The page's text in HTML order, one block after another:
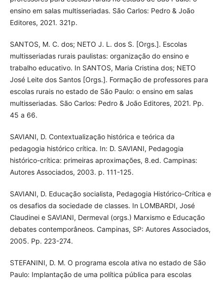
ensino em salas multisseriadas. São Carlos: Pedro & João
Editores, 2021. 321p.
SANTOS, M. C. dos; NETO J. L. dos S. [Orgs.]. Escolas
multisseriadas rurais paulistas: organização do ensino e
trabalho educativo. In SANTOS, Maria Cristina dos; NETO
José Leite dos Santos [Orgs.]. Formação de professores para
escolas rurais no estado de São Paulo: o ensino em salas
multisseriadas. São Carlos: Pedro & João Editores, 2021. Pp.
45 a 66.
SAVIANI, D. Contextualização histórica e teórica da
pedagogia histórico crítica. In: D. SAVIANI, Pedagogia
histórico-crítica: primeiras aproximações, 8.ed. Campinas:
Autores Associados, 2003. p. 111-125.
SAVIANI, D. Educação socialista, Pedagogia Histórico-Crítica e
os desafios da sociedade de classes. In LOMBARDI, José
Claudinei e SAVIANI, Dermeval (orgs.) Marxismo e Educação
debates contemporâneos. Campinas, SP: Autores Associados,
2005. Pp. 223-274.
STEFANINI, D. M. O programa escola ativa no estado de São
Paulo: Implantação de uma política pública para escolas